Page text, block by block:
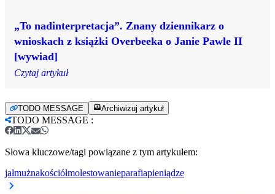
„To nadinterpretacja”. Znany dziennikarz o
wnioskach z książki Overbeeka o Janie Pawle II
[wywiad]
Czytaj artykuł
TODO MESSAGE Archiwizuj artykuł
TODO MESSAGE :
Słowa kluczowe/tagi powiązane z tym artykułem:
jałmużnakościółmolestowanieparafiapieniądze